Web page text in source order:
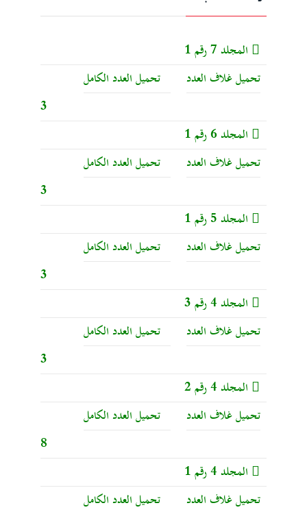
المجلد 7 رقم 1
تحميل غلاف العدد
تحميل العدد الكامل
3
المجلد 6 رقم 1
تحميل غلاف العدد
تحميل العدد الكامل
3
المجلد 5 رقم 1
تحميل غلاف العدد
تحميل العدد الكامل
3
المجلد 4 رقم 3
تحميل غلاف العدد
تحميل العدد الكامل
3
المجلد 4 رقم 2
تحميل غلاف العدد
تحميل العدد الكامل
8
المجلد 4 رقم 1
تحميل غلاف العدد
تحميل العدد الكامل